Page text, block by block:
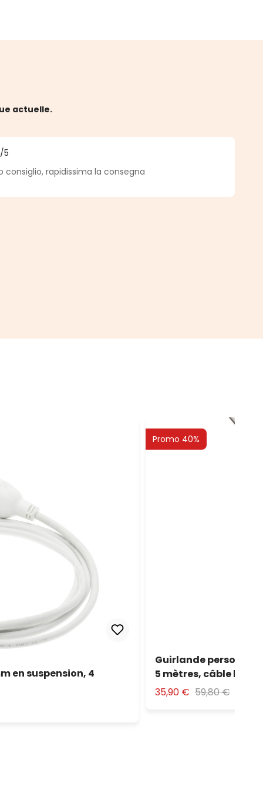
actuelle.
5 sur 5 étoiles
/5
rapidissima la consegna
en suspension, 4
Promo 40%
Guirlande
5 mètres, câble blanc
35,90 € 59,80 €